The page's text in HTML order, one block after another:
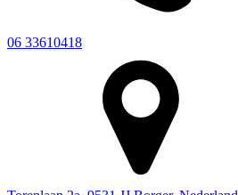
06 33610418